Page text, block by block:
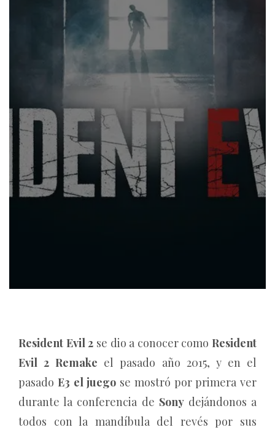
Resident Evil 2 se dio a conocer como Resident
Evil 2 Remake el pasado año 2015, y en el
pasado E3 el juego se mostró por primera ver
durante la conferencia de Sonydejándonos a
todos con la mandíbula del revés por sus